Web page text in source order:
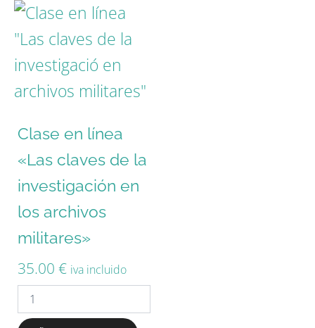
Clase en línea
«Las claves de la
investigación en
los archivos
militares»
35.00 € iva incluido